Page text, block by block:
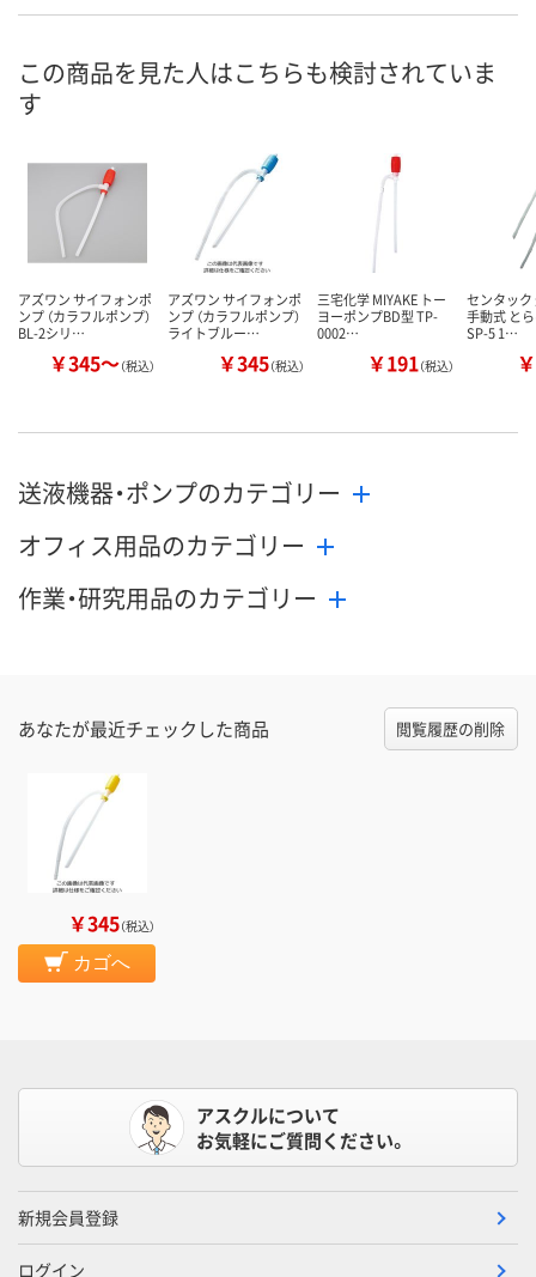
お届け日 8月19日（水）まで 8月19日（水）まで 8月19日（水）
数量
カゴへ
数量
カゴへ カ
この商品を見た人はこちらも検討されていま
す
アズワン サイフォンポ
ンプ （カラフルポンプ）
BL-2シリ…
￥345～（税込）
アズワン サイフォンポ
ンプ （カラフルポンプ）
ライトブルー…
￥345（税込）
三宅化学 MIYAKE トー
ヨーポンプBD型 TP-
0002…
￥191（税込）
センタッ
手動式 と
SP-5 1…
送液機器・ポンプのカテゴリー
オフィス用品のカテゴリー
作業・研究用品のカテゴリー
あなたが最近チェックした商品 閲覧履歴の削除
￥345（税込）
カゴへ
アスクルについて
お気軽にご質問ください。
新規会員登録
ログイン